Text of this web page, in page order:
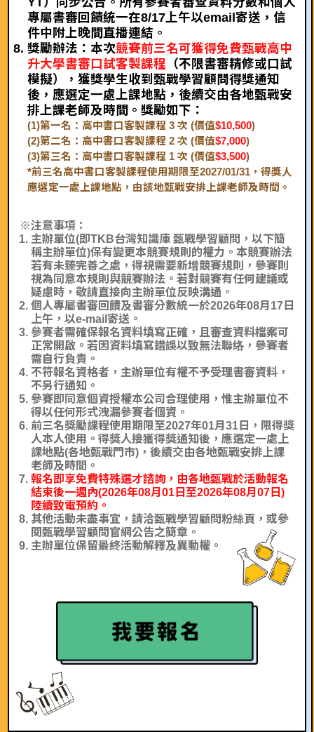
專屬書審回饋統一在8/17上午以email寄送，信
件中附上晚間直播連結。
獎勵辦法：本次競賽前三名可獲得免費甄戰高中
升大學書審口試客製課程 （不限書審精修或口試
模擬），獲獎學生收到甄戰學習顧問得獎通知
後，應選定一處上課地點，後續交由各地甄戰安
排上課老師及時間。獎勵如下：
(1)第一名：高中書口客製課程 3 次 (價值$10,500)
(2)第二名：高中書口客製課程 2 次 (價值$7,000)
(3)第三名：高中書口客製課程 1 次 (價值$3,500)
*前三名高中書口客製課程使用期限至2027/01/31，得獎人
應選定一處上課地點，由該地甄戰安排上課老師及時間。
※注意事項：
主辦單位(即TKB台灣知識庫 甄戰學習顧問，以下簡
稱主辦單位)保有變更本競賽規則的權力。本競賽辦法
若有未臻完善之處，得視需要新增競賽規則，參賽則
視為同意本規則與競賽辦法。若對競賽有任何建議或
疑慮時，敬請直接向主辦單位反映溝通。
個人專屬書審回饋及書審分數統一於2026年08月17日
上午，以e-mail寄送。
參賽者需確保報名資料填寫正確，且審查資料檔案可
正常開啟。若因資料填寫錯誤以致無法聯络，參賽者
需自行負責。
不符報名資格者，主辦單位有權不予受理書審資料，
不另行通知。
參賽即同意個資授權本公司合理使用，惟主辦單位不
得以任何形式洩漏參賽者個資。
前三名獎勵課程使用期限至2027年01月31日，限得獎
人本人使用。得獎人接獲得獎通知後，應選定一處上
課地點(各地甄戰門市)，後續交由各地甄戰安排上課
老師及時間。
報名即享免費特殊選才諮詢，由各地甄戰於活動報名
結束後一週內(2026年08月01日至2026年08月07日)
陸續致電預約。
其他活動未盡事宜，請洽甄戰學習顧問粉絲頁，或參
閱甄戰學習顧問官網公告之簡章。
主辦單位保留最終活動解釋及異動權。